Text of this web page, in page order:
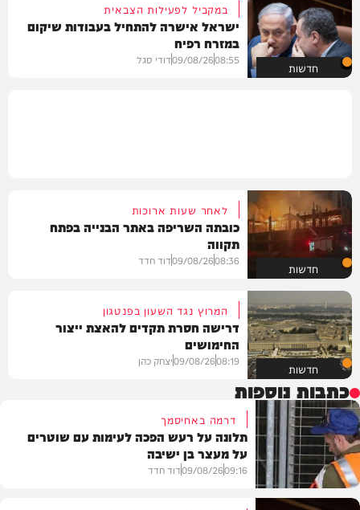
חדשות
במקביל לפעילות הצבאית
ישראל אישרה להתחיל בעבודות שיקום
במזרח רפיח
08:55
09/08/26דודי סגל
חדשות
לאחר שעות ארוכות
כובתה השריפה באתר הבנייה בפתח
תקווה
08:36
09/08/26דוד חדד
חדשות
המרוץ נגד השעון בפנטגון
דרישה חסרת תקדים להאצת ייצור
החימושים
08:19
09/08/26יצחק כהן
כתבות נוספות
דרמה באחיסמך
תלונה על רעש הפכה לעימות עם שוטרים
על מעצר בן ישיבה
09:16
09/08/26דוד חדד